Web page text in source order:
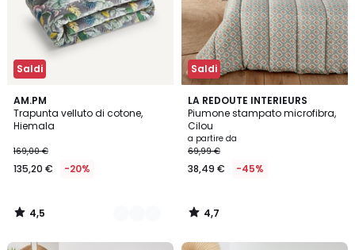
Saldi
AM.PM
Trapunta velluto di cotone,
Hiemala
169,00 €
135,20 € -20%
4,5
/ 5
2
Colori
4,5
/
Saldi
LA REDOUTE INTERIEURS
Piumone stampato microfibra,
Cilou
a partire da
69,99 €
38,49 € -45%
4,7
/ 5
4,7
/